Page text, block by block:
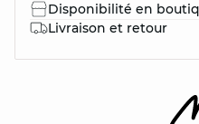
Disponibilité en
Livraison et retour